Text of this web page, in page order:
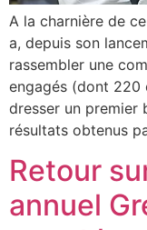
A la charnière de
a, depuis son
rassembler une
engagés (dont 220
dresser un premier
résultats obtenus
Retour
annuel